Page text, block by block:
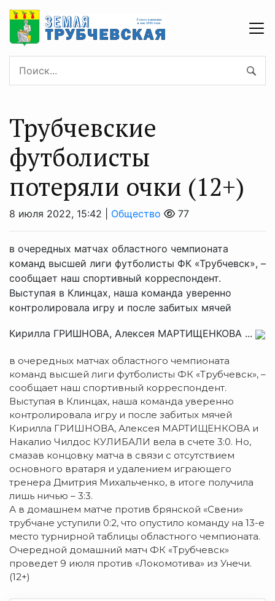
Трубчевские
футболисты
потеряли очки (12+)
8 июля 2022, 15:42 | Общество 77
в очередных матчах областного чемпионата
команд высшей лиги футболисты ФК «Трубчевск», –
сообщает наш спортивный корреспондент.
Выступая в Клинцах, наша команда уверенно
контролировала игру и после забитых мячей
Кирилла ГРИШНОВА, Алексея МАРТИЩЕНКОВА ...
в очередных матчах областного чемпионата
команд высшей лиги футболисты ФК «Трубчевск», –
сообщает наш спортивный корреспондент.
Выступая в Клинцах, наша команда уверенно
контролировала игру и после забитых мячей
Кирилла ГРИШНОВА, Алексея МАРТИЩЕНКОВА и
Накалио Чилдос КУЛИБАЛИ вела в счете 3:0. Но,
смазав концовку матча в связи с отсутствием
основного вратаря и удалением играющего
тренера Дмитрия Михальченко, в итоге получила
лишь ничью – 3:3.
А в домашнем матче против брянской «Свени»
трубчане уступили 0:2, что опустило команду на 13-е
место турнирной таблицы областного чемпионата.
Очередной домашний матч ФК «Трубчевск»
проведет 9 июля против «Локомотива» из Унечи.
(12+)